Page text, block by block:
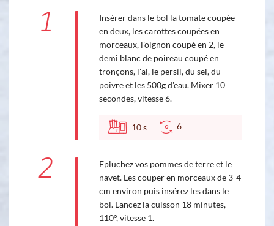
1
Insérer dans le bol la tomate coupée
en deux, les carottes coupées en
morceaux, l'oignon coupé en 2, le
demi blanc de poireau coupé en
tronçons, l'al, le persil, du sel, du
poivre et les 500g d'eau. Mixer 10
secondes, vitesse 6.
10s 6
2
Epluchez vos pommes de terre et le
navet. Les couper en morceaux de 3-4
cm environ puis insérez les dans le
bol. Lancez la cuisson 18 minutes,
110°, vitesse 1.